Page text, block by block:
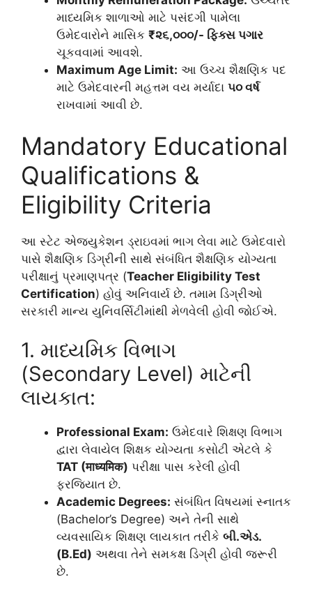
માધ્યમિક શાળાઓ માટે પસંદગી પામેલા
ઉમેદવારોને માસિક ₹૨૬,૦૦૦/- ફિક્સ પગાર
ચૂકવવામાં આવશે.
Maximum Age Limit: આ ઉચ્ચ શૈક્ષણિક પદ
માટે ઉમેદવારની મહત્તમ વય મર્યાદા ૫૦ વર્ષ
રાખવામાં આવી છે.
Mandatory Educational
Qualifications &
Eligibility Criteria
આ સ્ટેટ એજ્યુકેશન ડ્રાઇવમાં ભાગ લેવા માટે ઉમેદવારો
પાસે શૈક્ષણિક ડિગ્રીની સાથે સંબંધિત શૈક્ષણિક યોગ્યતા
પરીક્ષાનું પ્રમાણપત્ર (Teacher Eligibility Test
Certification) હોવું અનિવાર્ય છે. તમામ ડિગ્રીઓ
સરકારી માન્ય યુનિવર્સિટીમાંથી મેળવેલી હોવી જોઈએ.
1. માધ્યમિક વિભાગ
(Secondary Level) માટેની
લાયકાત:
Professional Exam: ઉમેદવારે શિક્ષણ વિભાગ
દ્વારા લેવાયેલ શિક્ષક યોગ્યતા કસોટી એટલે કે
TAT (माध्यमिक) પરીક્ષા પાસ કરેલી હોવી
ફરજિયાત છે.
Academic Degrees: સંબંધિત વિષયમાં સ્નાતક
(Bachelor’s Degree) અને તેની સાથે
વ્યવસાયિક શિક્ષણ લાયકાત તરીકે બી.એડ.
(B.Ed) અથવા તેને સમકક્ષ ડિગ્રી હોવી જરૂરી
છે.